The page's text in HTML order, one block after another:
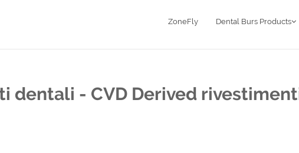
ZoneFly Dental Burs Products
dentali - CVD Derived